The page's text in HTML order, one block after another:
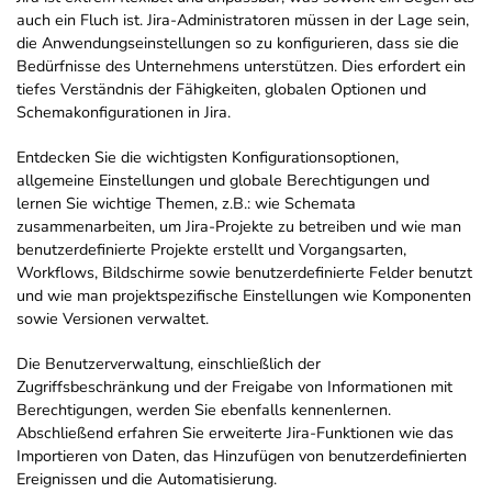
auch ein Fluch ist. Jira-Administratoren müssen in der Lage sein,
die Anwendungseinstellungen so zu konfigurieren, dass sie die
Bedürfnisse des Unternehmens unterstützen. Dies erfordert ein
tiefes Verständnis der Fähigkeiten, globalen Optionen und
Schemakonfigurationen in Jira.
Entdecken Sie die wichtigsten Konfigurationsoptionen,
allgemeine Einstellungen und globale Berechtigungen und
lernen Sie wichtige Themen, z.B.: wie Schemata
zusammenarbeiten, um Jira-Projekte zu betreiben und wie man
benutzerdefinierte Projekte erstellt und Vorgangsarten,
Workflows, Bildschirme sowie benutzerdefinierte Felder benutzt
und wie man projektspezifische Einstellungen wie Komponenten
sowie Versionen verwaltet.
Die Benutzerverwaltung, einschließlich der
Zugriffsbeschränkung und der Freigabe von Informationen mit
Berechtigungen, werden Sie ebenfalls kennenlernen.
Abschließend erfahren Sie erweiterte Jira-Funktionen wie das
Importieren von Daten, das Hinzufügen von benutzerdefinierten
Ereignissen und die Automatisierung.